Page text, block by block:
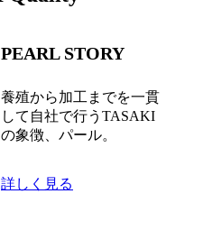
PEARL STORY
養殖から加工までを一貫
して自社で行うTASAKI
の象徴、パール。
詳しく見る